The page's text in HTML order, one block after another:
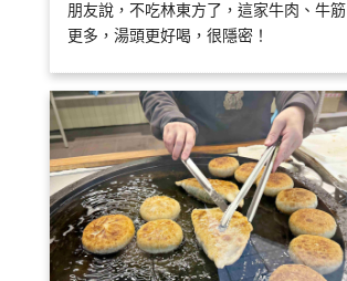
朋友說，不吃林東方了，這家牛肉、牛筋
更多，湯頭更好喝，很隱密！